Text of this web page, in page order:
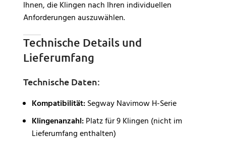
Ihnen, die Klingen nach Ihren individuellen
Anforderungen auszuwählen.
Technische Details und
Lieferumfang
Technische Daten:
Kompatibilität:Segway Navimow H-Serie
Klingenanzahl:Platz für 9 Klingen (nicht im
Lieferumfang enthalten)